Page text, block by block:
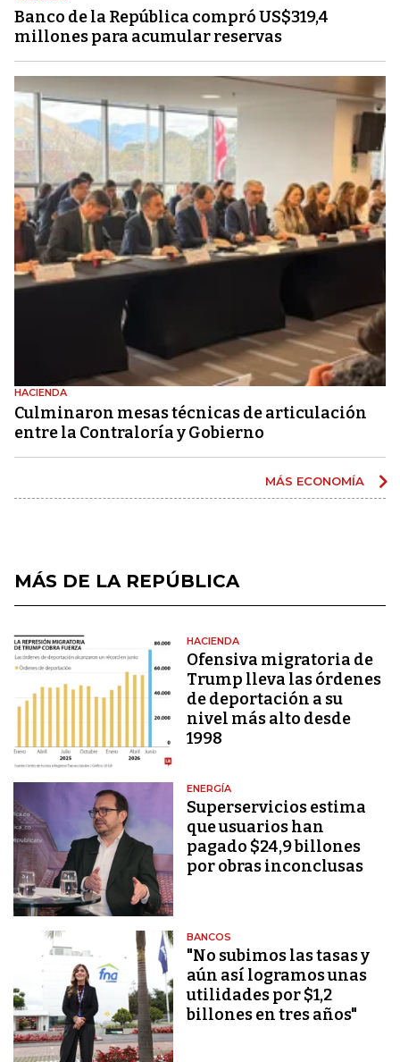
Banco de la República compró US$319,4
millones para acumular reservas
HACIENDA
Culminaron mesas técnicas de articulación
entre la Contraloría y Gobierno
MÁS ECONOMÍA
MÁS DE LA REPÚBLICA
HACIENDA
Ofensiva migratoria de
Trump lleva las órdenes
de deportación a su
nivel más alto desde
1998
ENERGÍA
Superservicios estima
que usuarios han
pagado $24,9 billones
por obras inconclusas
BANCOS
"No subimos las tasas y
aún así logramos unas
utilidades por $1,2
billones en tres años"